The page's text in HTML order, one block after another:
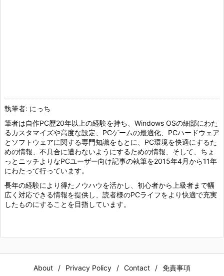
執筆者: にっち
筆者は自作PC歴20年以上の経験を持ち、Windows OSの細部にわた
るカスタマイズや高度な設定、PCゲームの最適化、PCハードウェア
とソフトウェアに関する専門知識をもとに、PC環境を快適にするた
めの情報、不具合に遭わないようにするための情報、そして、ちょ
っとニッチよりなPCユーザー向け記事の執筆を2015年4月から11年
にわたって行っています。
長年の経験により得たノウハウを活かし、初心者から上級者まで幅
広く対応できる情報を提供し、読者様のPCライフをより快適で充実
したものにすることを目指しています。
About Privacy Policy Contact 免責事項